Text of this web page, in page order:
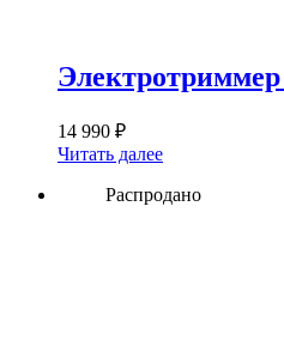
14 990 ₽
Читать далее
Распродано